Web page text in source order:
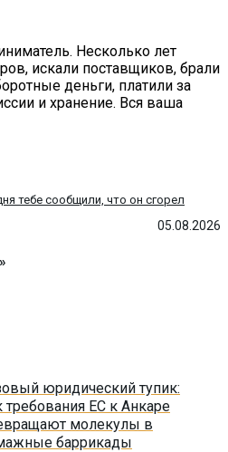
05.08.2026
тебе сообщили, что он сгорел
Несколько лет
искали поставщиков, брали
деньги, платили за
и хранение. Вся ваша
юридический тупик:
требования ЕС к Анкаре
молекулы в
баррикады